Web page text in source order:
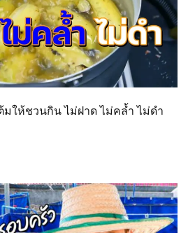
ให้ชวนกิน ไม่ฝาด ไม่คล้ำ ไม่ดำ